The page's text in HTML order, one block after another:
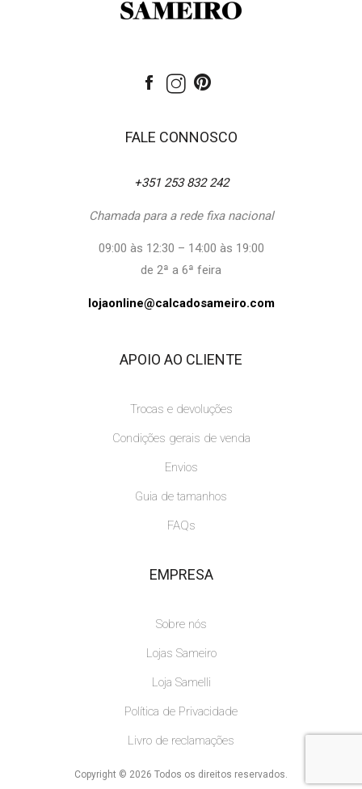
FALE CONNOSCO
+351 253 832 242
Chamada para a rede fixa nacional
09:00 às 12:30 – 14:00 às 19:00
de 2ª a 6ª feira
lojaonline@calcadosameiro.com
APOIO AO CLIENTE
Trocas e devoluções
Condições gerais de venda
Envios
Guia de tamanhos
FAQs
EMPRESA
Sobre nós
Lojas Sameiro
Loja Samelli
Política de Privacidade
Livro de reclamações
Copyright © 2026 Todos os direitos reservados.